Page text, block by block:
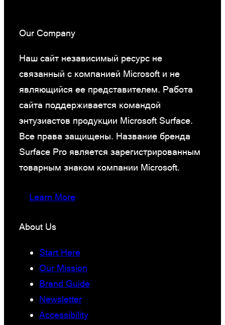
Our Company
Наш сайт независимый ресурс не
связанный с компанией Microsoft и не
являющийся ее представителем. Работа
сайта поддерживается командой
энтузиастов продукции Microsoft Surface.
Все права защищены. Название бренда
Surface Pro является зарегистрированным
товарным знаком компании Microsoft.
Learn More
About Us
Start Here
Our Mission
Brand Guide
Newsletter
Accessibility